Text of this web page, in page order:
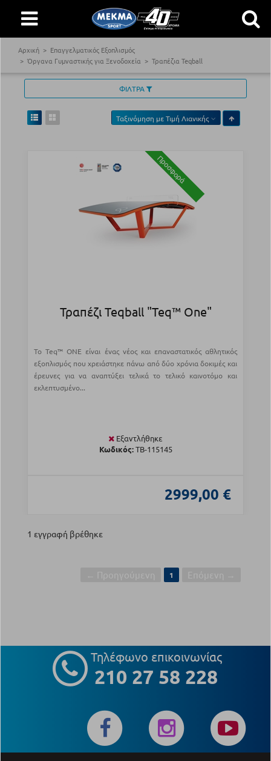
Αρχική
Επαγγελματικός Εξοπλισμός
Όργανα Γυμναστικής για Ξενοδοχεία
Τραπέζια Teqball
ΦΙΛΤΡΑ
Ταξινόμηση μεΤιμή Λιανικής
Προσφορά
Τραπέζι Teqball "Teq™ One"
Το Teq™ ONE είναι ένας νέος και επαναστατικός αθλητικός
εξοπλισμός που χρειάστηκε πάνω από δύο χρόνια δοκιμές και
έρευνες για να αναπτύξει τελικά το τελικό καινοτόμο και
εκλεπτυσμένο...
Εξαντλήθηκε
Κωδικός:TB-115145
2999,00 €
1 εγγραφή βρέθηκε
1
Τηλέφωνο επικοινωνίας
210 27 58 228